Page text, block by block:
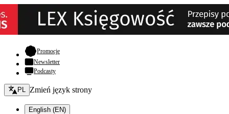
Promocje- otwiera się w nowej karcie
Newsletter
Podcasty
Zmień język - bieżący:
PL Zmień język strony
English (EN)